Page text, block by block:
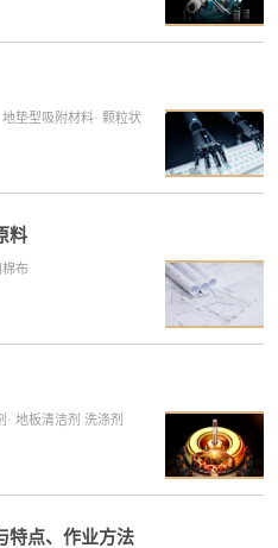
垫型吸附材料· 颗粒状
料
布 工业用棉布
剂· 地板清洁剂 洗涤剂
特点、作业方法